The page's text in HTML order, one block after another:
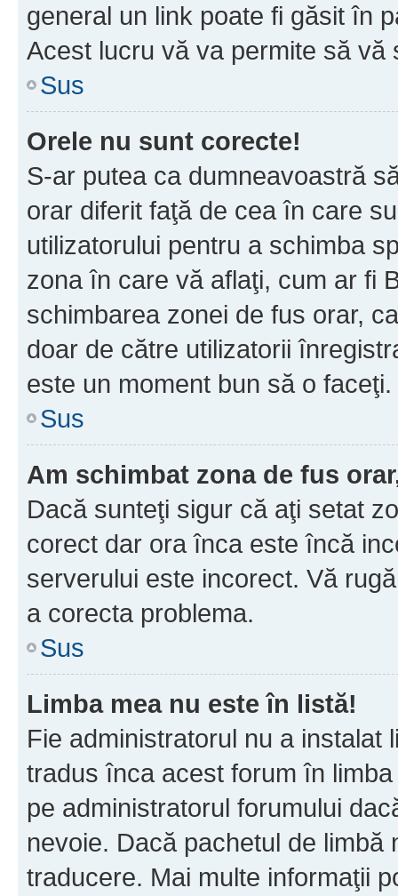
general un link poate fi găsit în
Acest lucru vă va permite să vă
Sus
Orele nu sunt corecte!
S-ar putea ca dumneavoastră
orar diferit faţă de cea în care
utilizatorului pentru a schimba
zona în care vă aflaţi, cum ar fi
schimbarea zonei de fus orar,
doar de către utilizatorii
este un moment bun să o faceţi.
Sus
Am schimbat zona de fus
Dacă sunteţi sigur că aţi setat
corect dar ora înca este încă
serverului este incorect. Vă
a corecta problema.
Sus
Limba mea nu este în listă!
Fie administratorul nu a instalat
tradus înca acest forum în
pe administratorul forumului
nevoie. Dacă pachetul de
traducere. Mai multe informaţii